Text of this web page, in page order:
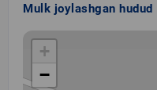
Mulk joylashgan hudud
+
−